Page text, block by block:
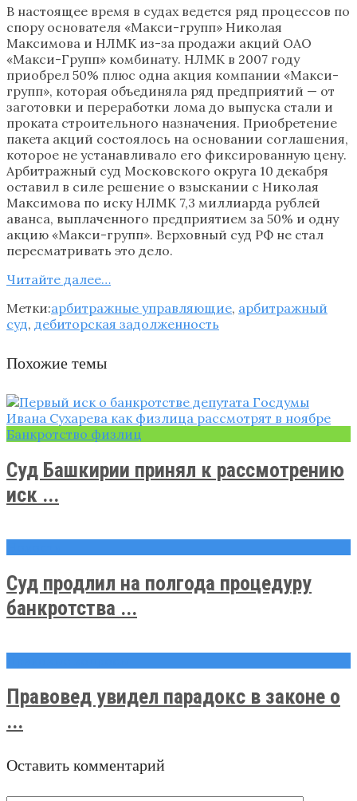
В настоящее время в судах ведется ряд процессов по
спору основателя «Макси-групп» Николая
Максимова и НЛМК из-за продажи акций ОАО
«Макси-Групп» комбинату. НЛМК в 2007 году
приобрел 50% плюс одна акция компании «Макси-
групп», которая объединяла ряд предприятий — от
заготовки и переработки лома до выпуска стали и
проката строительного назначения. Приобретение
пакета акций состоялось на основании соглашения,
которое не устанавливало его фиксированную цену.
Арбитражный суд Московского округа 10 декабря
оставил в силе решение о взыскании с Николая
Максимова по иску НЛМК 7,3 миллиарда рублей
аванса, выплаченного предприятием за 50% и одну
акцию «Макси-групп». Верховный суд РФ не стал
пересматривать это дело.
Читайте далее…
Метки:арбитражные управляющие, арбитражный
суд, дебиторская задолженность
Похожие темы
Банкротство физлиц
Суд Башкирии принял к рассмотрению
иск ...
Суд продлил на полгода процедуру
банкротства ...
Правовед увидел парадокс в законе о
...
Оставить комментарий